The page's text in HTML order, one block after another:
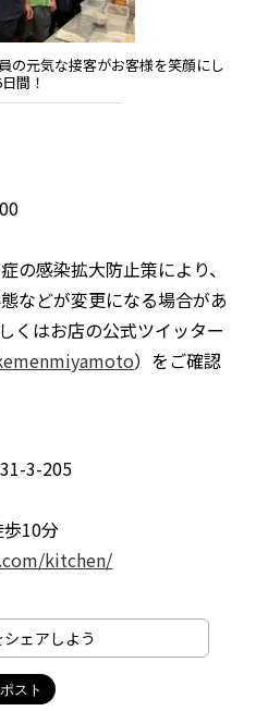
の元気な接客がお客様を笑顔にし
間！
感染拡大防止策により、
などが変更になる場合があ
くはお店の公式ツイッター
）をご確認
3-205
10分
kitchen/
ェアしよう